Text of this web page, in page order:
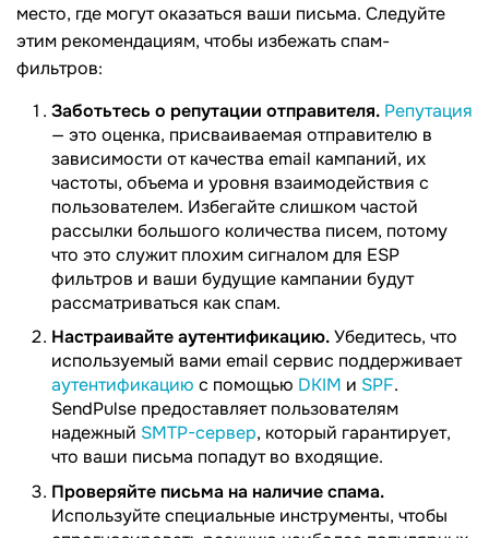
место, где могут оказаться ваши письма. Следуйте
этим рекомендациям, чтобы избежать спам-
фильтров:
Заботьтесь о репутации отправителя. Репутация
— это оценка, присваиваемая отправителю в
зависимости от качества email кампаний, их
частоты, объема и уровня взаимодействия с
пользователем. Избегайте слишком частой
рассылки большого количества писем, потому
что это служит плохим сигналом для ESP
фильтров и ваши будущие кампании будут
рассматриваться как спам.
Настраивайте аутентификацию.Убедитесь, что
используемый вами email сервис поддерживает
аутентификацию с помощью DKIM и SPF.
SendPulse предоставляет пользователям
надежный SMTP-сервер, который гарантирует,
что ваши письма попадут во входящие.
Проверяйте письма на наличие спама.
Используйте специальные инструменты, чтобы